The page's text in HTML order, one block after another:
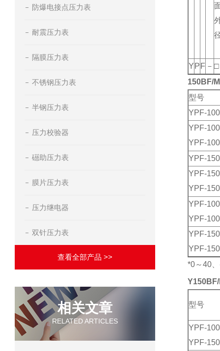
防爆电接点压力表
耐震压力表
隔膜压力表
不锈钢压力表
半钢压力表
压力校验器
礠助压力表
膜片压力表
压力继电器
双针压力表
查看全部产品 >>
相关文章
RELATED ARTICLES
Y P F － □
150BF/
型号
YPF-
YPF-
YPF-
YPF-
YPF-
YPF-
YPF-
YPF-
YPF-
YPF-
*0～40
型号
YPF-
YPF-